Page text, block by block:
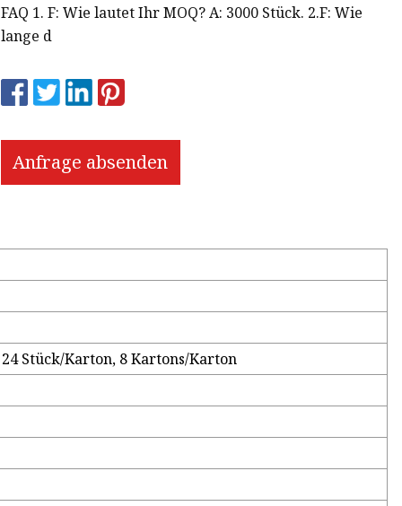
FAQ 1. F: Wie lautet Ihr MOQ? A: 3000 Stück. 2.F: Wie
lange d
Anfrage absenden
Stück/Karton, 8 Kartons/Karton